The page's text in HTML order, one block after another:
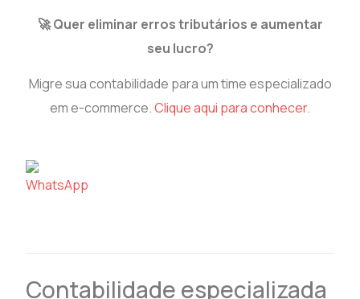
🚀 Quer eliminar erros tributários e aumentar
seu lucro?
Migre sua contabilidade para um time especializado
em e-commerce.Clique aqui para conhecer.
Contabilidade especializada